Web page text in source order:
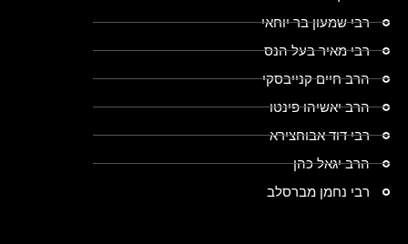
רבי שמעון בר יוחאי
רבי מאיר בעל הנס
הרב חיים קנייבסקי
הרב יאשיהו פינטו
רבי דוד אבוחצירא
הרב יגאל כהן
רבי נחמן מברסלב